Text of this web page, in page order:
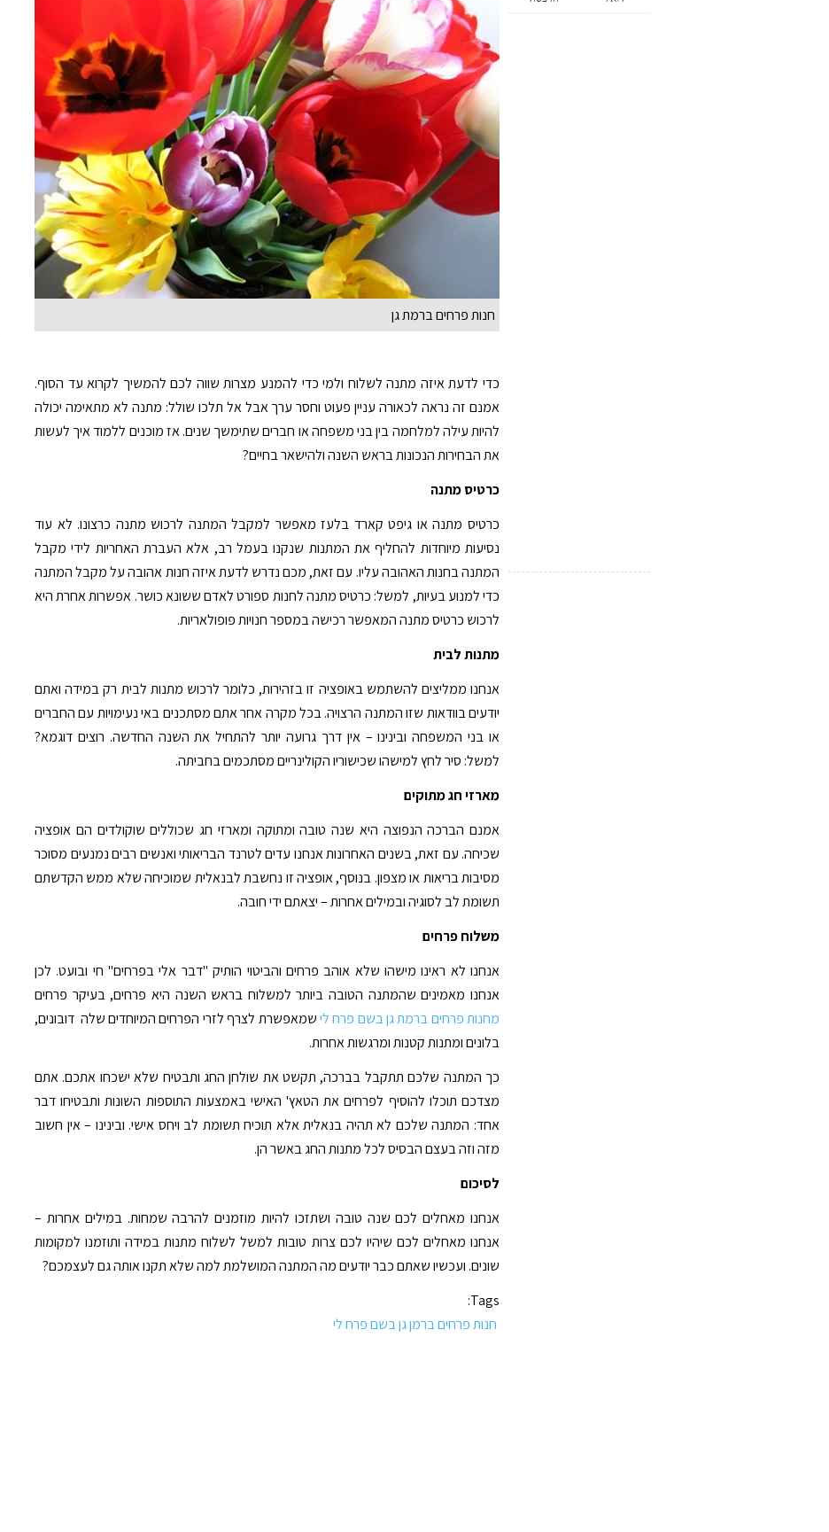
חנות פרחים ברמת גן
כדי לדעת איזה מתנה לשלוח ולמי כדי להמנע מצרות שווה לכם להמשיך לקרוא עד הסוף.
אמנם זה נראה לכאורה עניין פעוט וחסר ערך אבל אל תלכו שולל: מתנה לא מתאימה יכולה
להיות עילה למלחמה בין בני משפחה או חברים שתימשך שנים. אז מוכנים ללמוד איך לעשות
את הבחירות הנכונות בראש השנה ולהישאר בחיים?
כרטיס מתנה
כרטיס מתנה או גיפט קארד בלעז מאפשר למקבל המתנה לרכוש מתנה כרצונו. לא עוד
נסיעות מיוחדות להחליף את המתנות שנקנו בעמל רב, אלא העברת האחריות לידי מקבל
המתנה בחנות האהובה עליו. עם זאת, מכם נדרש לדעת איזה חנות אהובה על מקבל המתנה
כדי למנוע בעיות, למשל: כרטיס מתנה לחנות ספורט לאדם ששונא כושר. אפשרות אחרת היא
לרכוש כרטיס מתנה המאפשר רכישה במספר חנויות פופולאריות.
מתנות לבית
אנחנו ממליצים להשתמש באופציה זו בזהירות, כלומר לרכוש מתנות לבית רק במידה ואתם
יודעים בוודאות שזו המתנה הרצויה. בכל מקרה אחר אתם מסתכנים באי נעימויות עם החברים
או בני המשפחה ובינינו – אין דרך גרועה יותר להתחיל את השנה החדשה. רוצים דוגמא?
למשל: סיר לחץ למישהו שכישוריו הקולינריים מסתכמים בחביתה.
מארזי חג מתוקים
אמנם הברכה הנפוצה היא שנה טובה ומתוקה ומארזי חג שכוללים שוקולדים הם אופציה
שכיחה. עם זאת, בשנים האחרונות אנחנו עדים לטרנד הבריאותי ואנשים רבים נמנעים מסוכר
מסיבות בריאות או מצפון. בנוסף, אופציה זו נחשבת לבנאלית שמוכיחה שלא ממש הקדשתם
תשומת לב לסוגיה ובמילים אחרות – יצאתם ידי חובה.
משלוח פרחים
אנחנו לא ראינו מישהו שלא אוהב פרחים והביטוי הותיק "דבר אלי בפרחים" חי ובועט. לכן
אנחנו מאמינים שהמתנה הטובה ביותר למשלוח בראש השנה היא פרחים, בעיקר פרחים
מחנות פרחים ברמת גן בשם פרח לישמאפשרת לצרף לזרי הפרחים המיוחדים שלה דובונים,
בלונים ומתנות קטנות ומרגשות אחרות.
כך המתנה שלכם תתקבל בברכה, תקשט את שולחן החג ותבטיח שלא ישכחו אתכם. אתם
מצדכם תוכלו להוסיף לפרחים את הטאץ' האישי באמצעות התוספות השונות ותבטיחו דבר
אחד: המתנה שלכם לא תהיה בנאלית אלא תוכיח תשומת לב ויחס אישי. ובינינו – אין חשוב
מזה וזה בעצם הבסיס לכל מתנות החג באשר הן.
לסיכום
אנחנו מאחלים לכם שנה טובה ושתזכו להיות מוזמנים להרבה שמחות. במילים אחרות –
אנחנו מאחלים לכם שיהיו לכם צרות טובות למשל לשלוח מתנות במידה ותוזמנו למקומות
שונים. ועכשיו שאתם כבר יודעים מה המתנה המושלמת למה שלא תקנו אותה גם לעצמכם?
Tags:
חנות פרחים ברמן גן בשם פרח לי